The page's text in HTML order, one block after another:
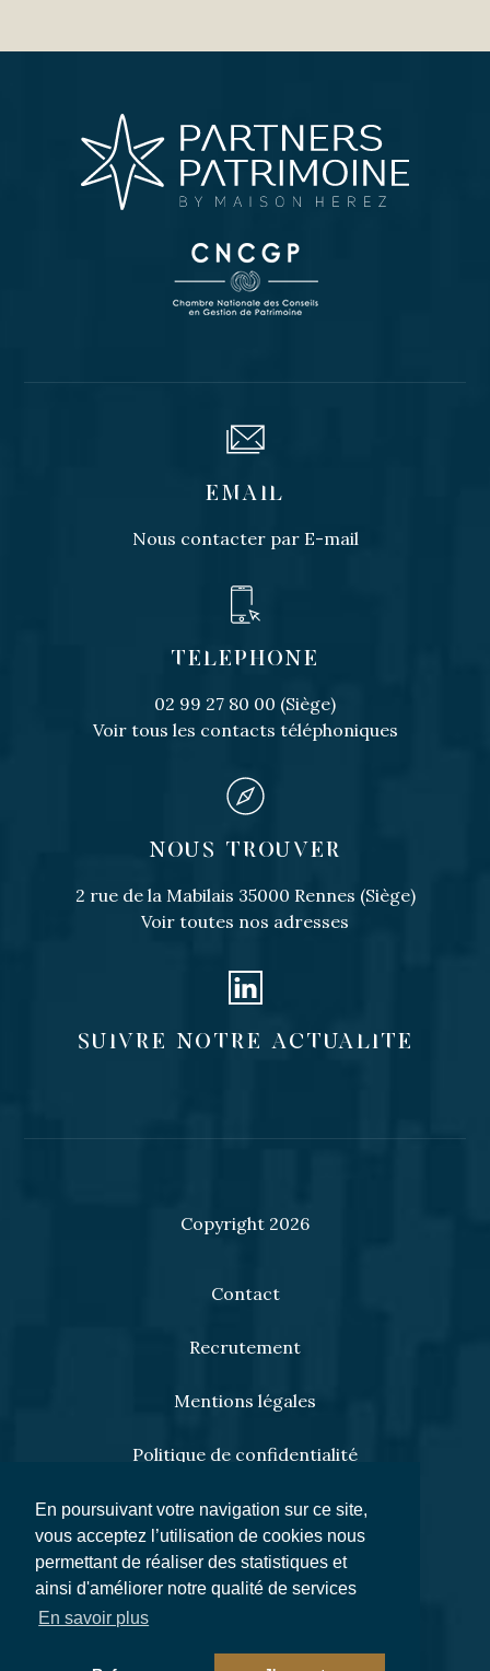
EMAIL
Nous contacter par E-mail
TELEPHONE
02 99 27 80 00 (Siège)
Voir tous les contacts téléphoniques
NOUS TROUVER
2 rue de la Mabilais 35000 Rennes (Siège)
Voir toutes nos adresses
SUIVRE NOTRE ACTUALITE
Copyright 2026
Contact
Recrutement
Mentions légales
Politique de confidentialité
Cookies
Règlement SFDR
En poursuivant votre navigation sur ce site,
vous acceptez l’utilisation de cookies nous
permettant de réaliser des statistiques et
ainsi d'améliorer notre qualité de services
En savoir plus